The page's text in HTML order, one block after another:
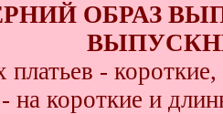
ОБРАЗ
платьев -
на короткие и